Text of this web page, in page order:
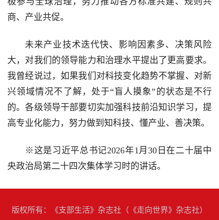
商、产业共促。
未来产业技术迭代快、影响因素多、决策风险
大，对我们的领导能力和治理水平提出了更高要求。
我曾经说过，如果我们对科技变化趋势不掌握、对新
兴领域情况不了解，处于“盲人摸象”的状态是不行
的。各级领导干部要切实加强科技前沿知识学习，提
高专业化能力，努力做到知科技、懂产业、善决策。
※这是习近平总书记2026年1月30日在二十届中
央政治局第二十四次集体学习时的讲话。
版权所有：《支部生活》杂志社（《走向世界》杂志社）